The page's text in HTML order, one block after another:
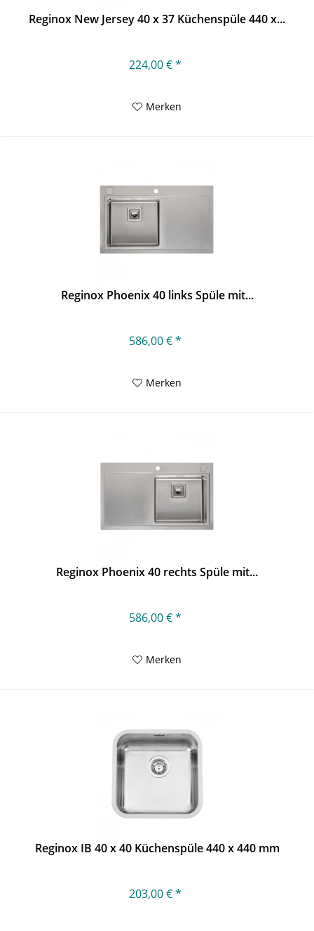
Reginox New Jersey 40 x 37 Küchenspüle 440 x...
224,00 € *
Merken
Reginox Phoenix 40 links Spüle mit...
586,00 € *
Merken
Reginox Phoenix 40 rechts Spüle mit...
586,00 € *
Merken
Reginox IB 40 x 40 Küchenspüle 440 x 440 mm
203,00 € *